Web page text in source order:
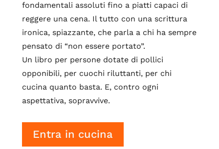
fondamentali assoluti fino a piatti capaci di
reggere una cena. Il tutto con una scrittura
ironica, spiazzante, che parla a chi ha sempre
pensato di “non essere portato”.
Un libro per persone dotate di pollici
opponibili, per cuochi riluttanti, per chi
cucina quanto basta. E, contro ogni
aspettativa, sopravvive.
Entra in cucina